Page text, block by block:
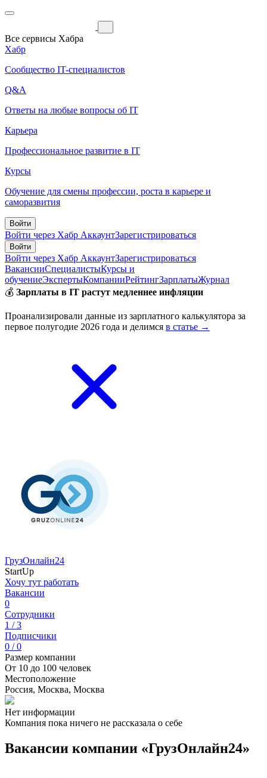
Все сервисы Хабра
Хабр
Сообщество IT-специалистов
Q&A
Ответы на любые вопросы об IT
Карьера
Профессиональное развитие в IT
Курсы
Обучение для смены профессии, роста в карьере и
саморазвития
Войти
Войти через Хабр АккаунтЗарегистрироваться
Войти
Войти через Хабр АккаунтЗарегистрироваться
ВакансииСпециалистыКурсы и
обучениеЭкспертыКомпанииРейтингЗарплатыЖурнал
💰 Зарплаты в IT растут медленнее инфляции
Проанализировали данные из зарплатного калькулятора за
первое полугодие 2026 года и делимся в статье →
ГрузОнлайн24
StartUp
Хочу тут работать
Вакансии
0
Сотрудники
1 / 3
Подписчики
0 / 0
Размер компании
От 10 до 100 человек
Местоположение
Россия, Москва, Москва
Нет информации
Компания пока ничего не рассказала о себе
Вакансии компании «ГрузОнлайн24»